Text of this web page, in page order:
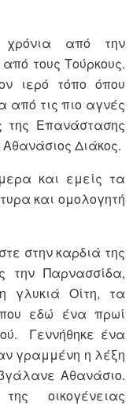
από την
τους Τούρκους.
ιερό τόπο όπου
από τις πιο αγνές
της Επανάστασης
Διάκος.
και εμείς τα
και ομολογητή
στην καρδιά της
την Παρνασσίδα,
γλυκιά Οίτη, τα
εδώ ένα πρωί
Γεννήθηκε ένα
γραμμένη η λέξη
Αθανάσιο.
οικογένειας